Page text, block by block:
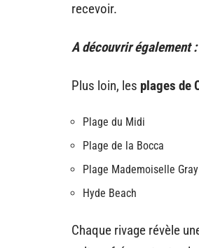
recevoir.
A découvrir également :
Plus loin, les plages de
Plage du Midi
Plage de la Bocca
Plage Mademoiselle Gray
Hyde Beach
Chaque rivage révèle